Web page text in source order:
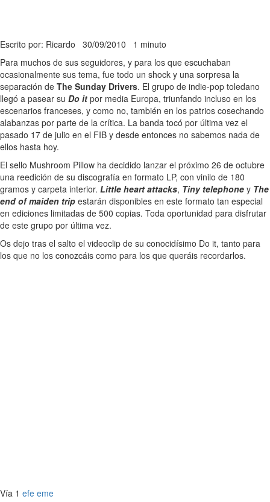
Escrito por: Ricardo 30/09/2010 1 minuto
Para muchos de sus seguidores, y para los que escuchaban
ocasionalmente sus tema, fue todo un shock y una sorpresa la
separación de The Sunday Drivers. El grupo de indie-pop toledano
llegó a pasear su Do it por media Europa, triunfando incluso en los
escenarios franceses, y como no, también en los patrios cosechando
alabanzas por parte de la crítica. La banda tocó por última vez el
pasado 17 de julio en el FIB y desde entonces no sabemos nada de
ellos hasta hoy.
El sello Mushroom Pillow ha decidido lanzar el próximo 26 de octubre
una reedición de su discografía en formato LP, con vinilo de 180
gramos y carpeta interior. Little heart attacks, Tiny telephone y The
end of maiden trip estarán disponibles en este formato tan especial
en ediciones limitadas de 500 copias. Toda oportunidad para disfrutar
de este grupo por última vez.
Os dejo tras el salto el videoclip de su conocidísimo Do it, tanto para
los que no los conozcáis como para los que queráis recordarlos.
Vía 1 efe eme